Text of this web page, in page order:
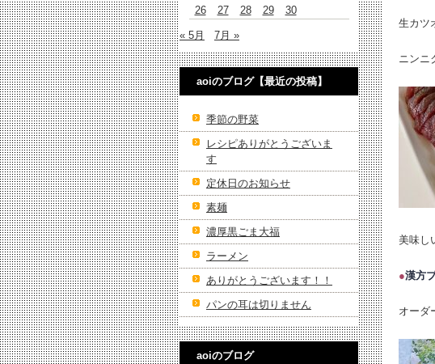
生カツ
ニンニ
美味し
●漢方
オーダ
26
27 28 29 30
« 5月 7月 »
aoiのブログ【最近の投稿】
季節の野菜
レシピありがとうございま
す
定休日のお知らせ
素麺
濃厚黒ごま大福
ラーメン
ありがとうございます！！
パンの耳は切りません
aoiのブログ